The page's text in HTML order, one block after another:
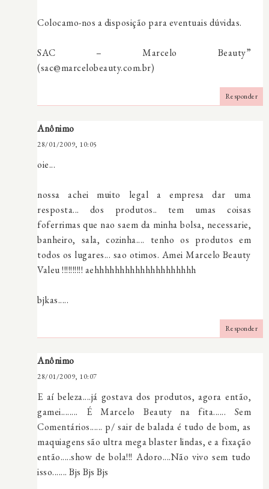
Colocamo-nos a disposição para eventuais dúvidas.
SAC – Marcelo Beauty”
(sac@marcelobeauty.com.br)
Responder
Anônimo
28/01/2009, 10:05
oie...
nossa achei muito legal a empresa dar uma
resposta... dos produtos.. tem umas coisas
foferrimas que nao saem da minha bolsa, necessarie,
banheiro, sala, cozinha.... tenho os produtos em
todos os lugares... sao otimos. Amei Marcelo Beauty
Valeu !!!!!!!!!! aehhhhhhhhhhhhhhhhhhhh
bjkas.....
Responder
Anônimo
28/01/2009, 10:07
E aí beleza....já gostava dos produtos, agora então,
gamei........ É Marcelo Beauty na fita...... Sem
Comentários...... p/ sair de balada é tudo de bom, as
maquiagens são ultra mega blaster lindas, e a fixação
então.....show de bola!!! Adoro....Não vivo sem tudo
isso....... Bjs Bjs Bjs